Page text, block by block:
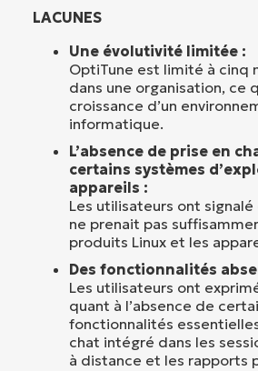
LACUNES
Une évolutivité limitée :
OptiTune est limité à cinq
dans une organisation, ce
croissance d’un
informatique.
L’absence de prise en
certains systèmes
appareils :
Les utilisateurs ont
ne prenait pas
produits Linux et les
Des fonctionnalités
Les utilisateurs ont
quant à l’absence de
fonctionnalités
chat intégré dans les
à distance et les rapports